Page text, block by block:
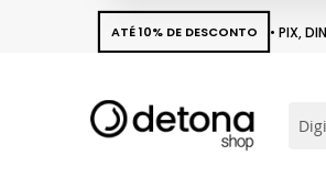
ATÉ 10% DE DESCONTO • PIX,